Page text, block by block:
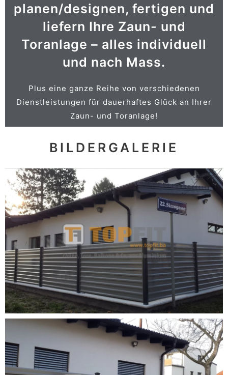
planen/designen, fertigen und
liefern Ihre Zaun- und
Toranlage – alles individuell
und nach Mass.
Plus eine ganze Reihe von verschiedenen
Dienstleistungen für dauerhaftes Glück an Ihrer
Zaun- und Toranlage!
BRIEFKASTENANLAGEN,
SPRECHANLAGEN, E-ANTRIEB,
MÜLLTONNENBOX usw.
Große Auswahl an Zubehör!
BILDERGALERIE